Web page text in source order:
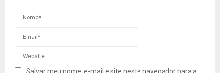
Salvar meu nome, e-mail e site neste navegador para a